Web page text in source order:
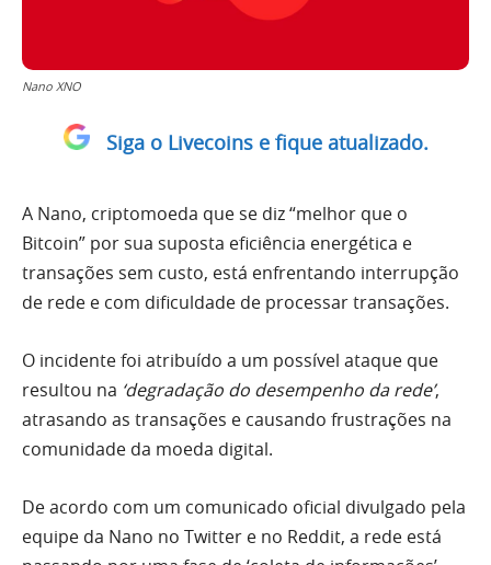
Nano XNO
Siga o Livecoins e fique atualizado.
A Nano, criptomoeda que se diz “melhor que o
Bitcoin” por sua suposta eficiência energética e
transações sem custo, está enfrentando interrupção
de rede e com dificuldade de processar transações.
O incidente foi atribuído a um possível ataque que
resultou na ‘degradação do desempenho da rede’,
atrasando as transações e causando frustrações na
comunidade da moeda digital.
De acordo com um comunicado oficial divulgado pela
equipe da Nano no Twitter e no Reddit, a rede está